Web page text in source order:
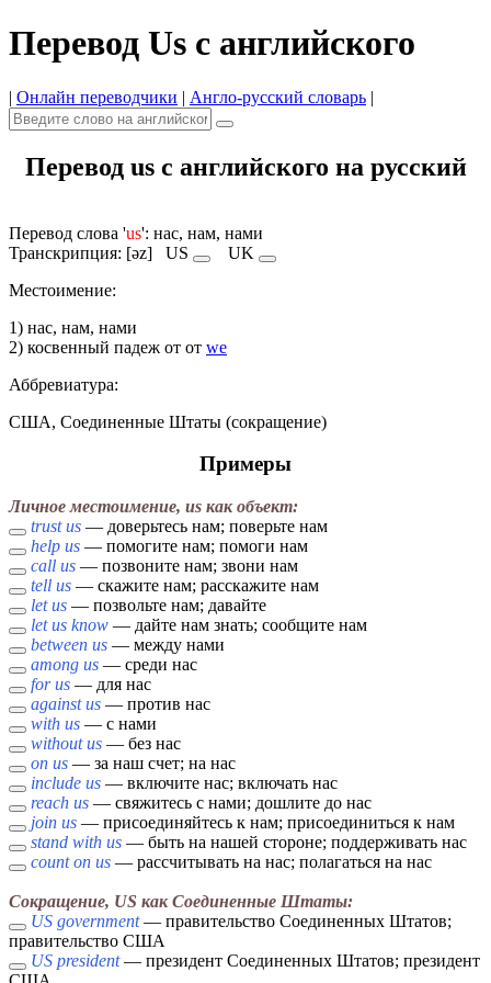
Перевод Us с английского
| Онлайн переводчики | Англо-русский словарь |
Перевод us с английского на русский
Перевод слова 'us': нас, нам, нами
Транскрипция: [əz] US
UK
Местоимение:
1) нас, нам, нами
2) косвенный падеж от от we
Аббревиатура:
США, Соединенные Штаты (сокращение)
Примеры
Личное местоимение, us как объект:
trust us — доверьтесь нам; поверьте нам
help us — помогите нам; помоги нам
call us — позвоните нам; звони нам
tell us — скажите нам; расскажите нам
let us — позвольте нам; давайте
let us know — дайте нам знать; сообщите нам
between us — между нами
among us — среди нас
for us — для нас
against us — против нас
with us — с нами
without us — без нас
on us — за наш счет; на нас
include us — включите нас; включать нас
reach us — свяжитесь с нами; дошлите до нас
join us — присоединяйтесь к нам; присоединиться к нам
stand with us — быть на нашей стороне; поддерживать нас
count on us — рассчитывать на нас; полагаться на нас
Сокращение, US как Соединенные Штаты:
US government— правительство Соединенных Штатов;
правительство США
US president— президент Соединенных Штатов; президент